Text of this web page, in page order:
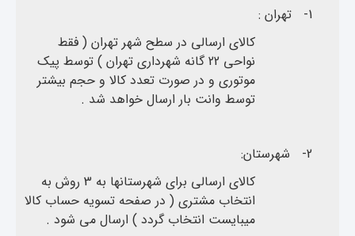
1-
تهران :
کالای ارسالی در سطح شهر تهران ( فقط
نواحی 22 گانه شهرداری تهران ) توسط پیک
موتوری و در صورت تعدد کالا و حجم بیشتر
توسط وانت بار ارسال خواهد شد .
2-
شهرستان:
کالای ارسالی برای شهرستانها به 3 روش به
انتخاب مشتری ( در صفحه تسویه حساب کالا
میبایست انتخاب گردد ) ارسال می شود .